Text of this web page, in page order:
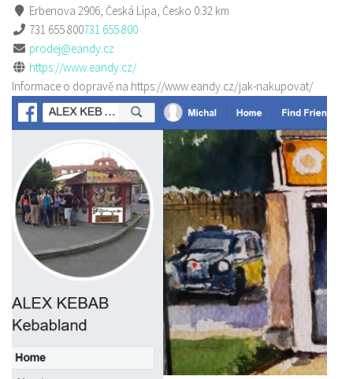
Erbenova 2906, Česká Lípa, Česko 0.32 km
731 655 800731 655 800
prodej@eandy.cz
https://www.eandy.cz/
Informace o dopravě na https://www.eandy.cz/jak-nakupovat/